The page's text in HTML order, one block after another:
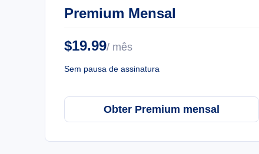
Premium Mensal
$19.99/ mês
Sem pausa de assinatura
Obter Premium mensal